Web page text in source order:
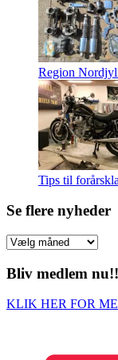
Region
Tips til
Se flere nyheder
Se
nyheder
Bliv medlem
KLIK HER FOR